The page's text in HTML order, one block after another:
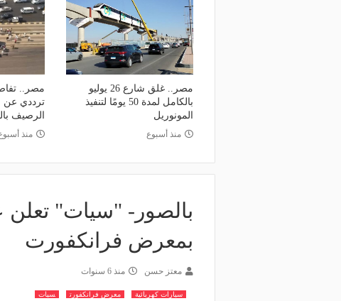
مصر.. غلق شارع 26 يوليو
بالكامل لمدة 50 يومًا لتنفيذ
المونوريل
منذ أسبوع
مصر..
ترددي عن
الرصيف
منذ
بمعرض فرانكفورت
معتز حسن منذ 6 سنوات
سيارات كهربائية معرض فرانكفورت سيات